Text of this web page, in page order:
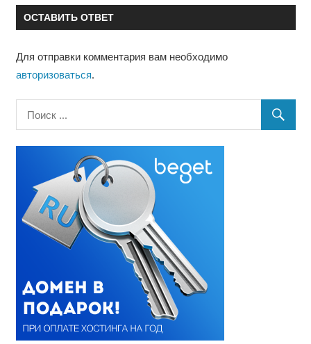
ОСТАВИТЬ ОТВЕТ
Для отправки комментария вам необходимо
авторизоваться.